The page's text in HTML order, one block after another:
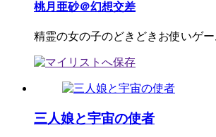
桃月亜砂＠幻想交差
精霊の女の子のどきどきお使いゲー
三人娘と宇宙の使者